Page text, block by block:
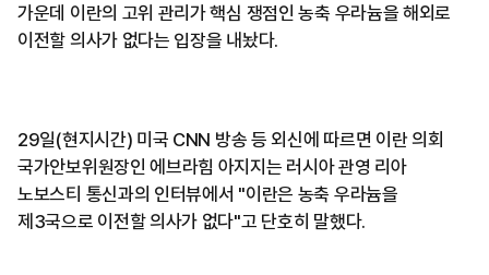
가운데 이란의 고위 관리가 핵심 쟁점인 농축 우라늄을 해외로
이전할 의사가 없다는 입장을 내놨다.
29일(현지시간) 미국 CNN 방송 등 외신에 따르면 이란 의회
국가안보위원장인 에브라힘 아지지는 러시아 관영 리아
노보스티 통신과의 인터뷰에서 "이란은 농축 우라늄을
제3국으로 이전할 의사가 없다"고 단호히 말했다.